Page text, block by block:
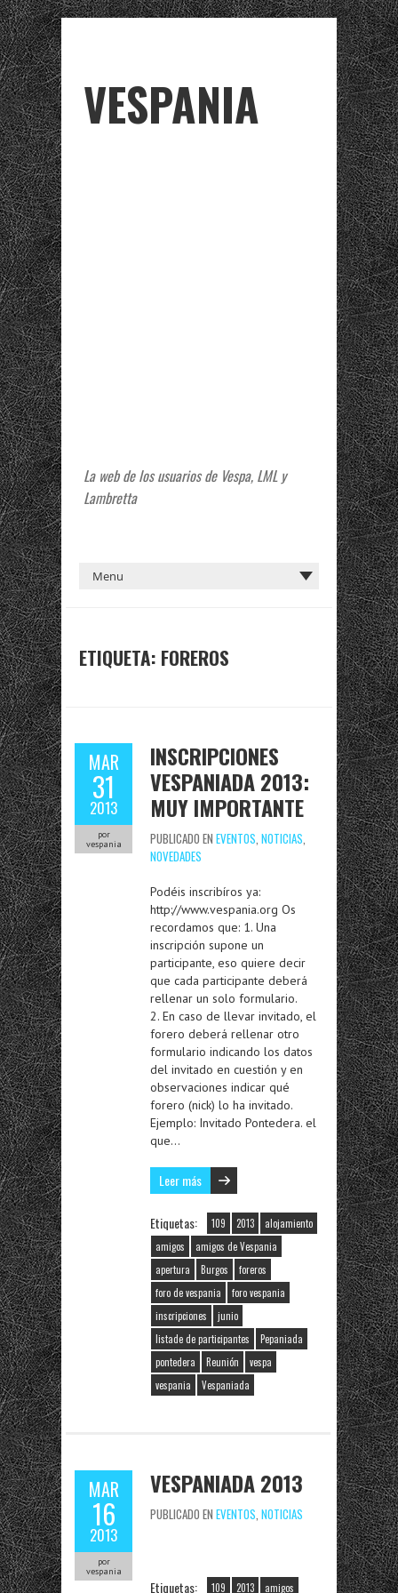
VESPANIA
La web de los usuarios de Vespa, LML y
Lambretta
ETIQUETA: FOREROS
MAR
31
2013
por
vespania
INSCRIPCIONES
VESPANIADA 2013:
MUY IMPORTANTE
PUBLICADO EN EVENTOS, NOTICIAS,
NOVEDADES
Podéis inscribíros ya:
http://www.vespania.org Os
recordamos que: 1. Una
inscripción supone un
participante, eso quiere decir
que cada participante deberá
rellenar un solo formulario.
2. En caso de llevar invitado, el
forero deberá rellenar otro
formulario indicando los datos
del invitado en cuestión y en
observaciones indicar qué
forero (nick) lo ha invitado.
Ejemplo: Invitado Pontedera. el
que…
Leer más
Etiquetas: 109 2013
alojamiento
amigos
amigos de Vespania
apertura
Burgos
foreros
foro de vespania
foro vespania
inscripciones
junio
listade de participantes
Pepaniada
pontedera
Reunión
vespa
vespania
Vespaniada
MAR
16
2013
por
vespania
VESPANIADA 2013
PUBLICADO EN EVENTOS, NOTICIAS
Etiquetas: 109 2013 amigos